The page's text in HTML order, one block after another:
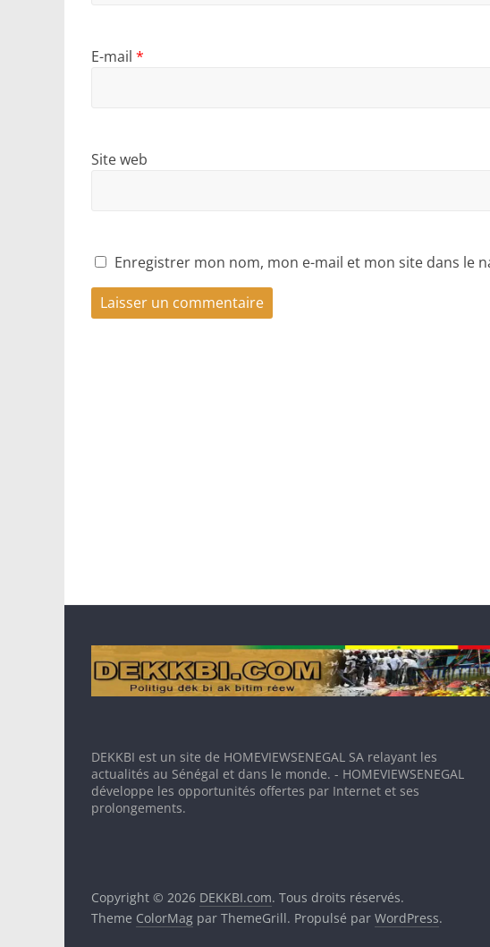
E-mail *
Site web
Enregistrer mon nom, mon e-mail et mon site dans le
DEKKBI est un site de HOMEVIEWSENEGAL SA relayant les
actualités au Sénégal et dans le monde. - HOMEVIEWSENEGAL
développe les opportunités offertes par Internet et ses
prolongements.
Copyright © 2026 DEKKBI.com. Tous droits réservés.
Theme ColorMag par ThemeGrill. Propulsé par WordPress.